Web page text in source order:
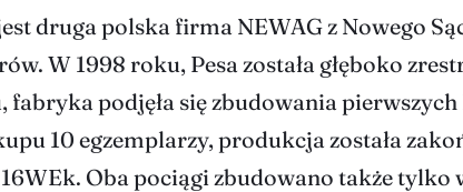
druga polska firma NEWAG z Nowego
W 1998 roku, Pesa została głęboko
podjęła się zbudowania
10 egzemplarzy, produkcja została
Oba pociągi zbudowano także tylko